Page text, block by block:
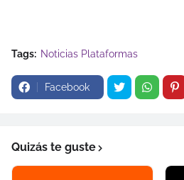
Tags: Noticias Plataformas
Facebook
Quizás te guste